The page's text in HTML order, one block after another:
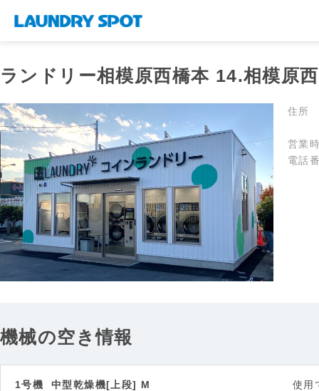
ランドリー相模原西橋本 14.相模原
住所
営業
電話
機械の空き情報
1号機 中型乾燥機[上段] M 使用